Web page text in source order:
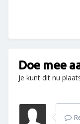
Doe mee
Je kunt dit nu